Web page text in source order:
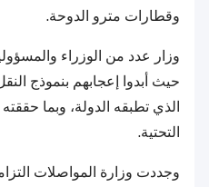
وقطارات مترو الدوحة.
وزار عدد من الوزراء
حيث أبدوا إعجابهم بنموذج
الذي تطبقه الدولة، وبما
التحتية.
وجددت وزارة المواصلات